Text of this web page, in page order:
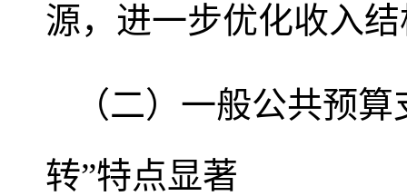
源，进一步优化收入
（二）一般公共预
转”特点显著